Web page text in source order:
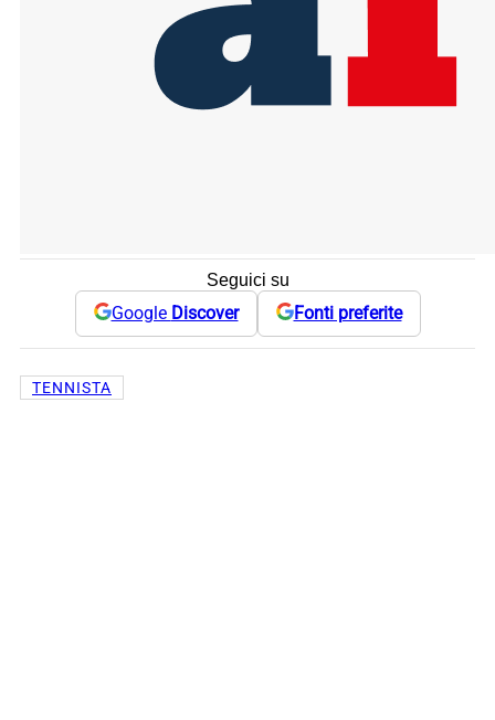
Seguici su
Google Discover Fonti preferite
TENNISTA